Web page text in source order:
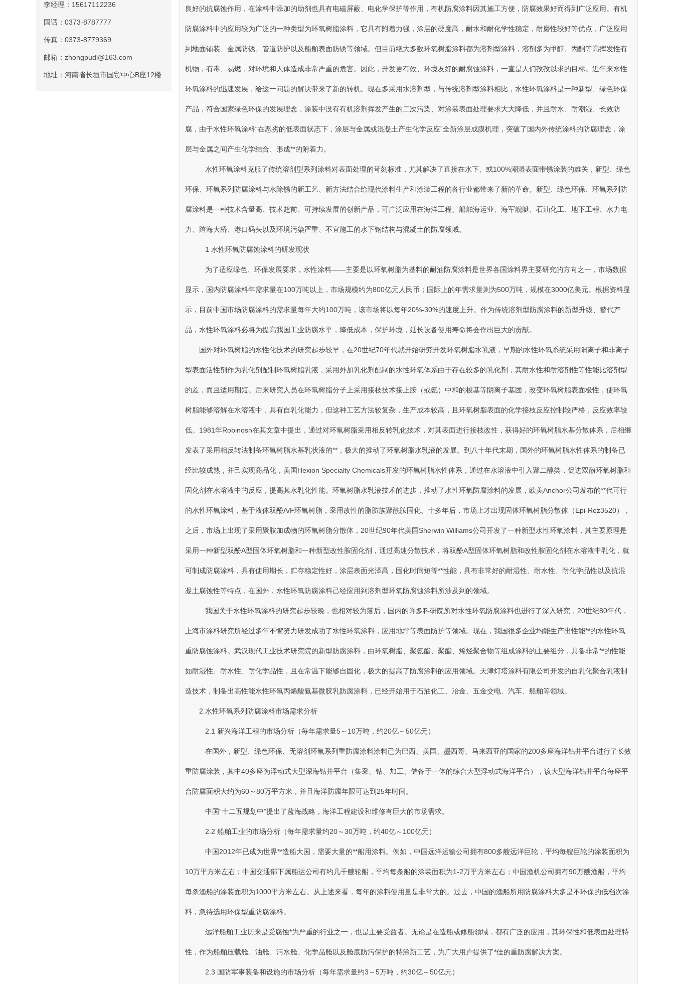
李经理：15617112236
固话：0373-8787777
传真：0373-8779369
邮箱：zhongpudl@163.com
地址：河南省长垣市国贸中心B座12楼
良好的抗腐蚀作用，在涂料中添加的助剂也具有电磁屏蔽、电化学保护等作用，有机防腐涂料因其施工方便，防腐效果好而得到广泛应用。有机
防腐涂料中的应用较为广泛的一种类型为环氧树脂涂料 ，它具有附着力强 ，涂层的硬度高 ，耐水和耐化学性稳定 ，耐磨性较好等优点，广泛应用
到地面铺装、金属防锈、管道防护以及船舶表面防锈等领域。但目前绝大多数环氧树脂涂料都为溶剂型涂料，溶剂多为甲醇、丙酮等高挥发性有
机物，有毒 、易燃，对环境和人体造成非常严重的危害 。因此 ，开发更有效、环境友好的耐腐蚀涂料，一直是人们孜孜以求的目标。近年来水性
环氧涂料的迅速发展 ，给这一问题的解决带来了新的转机。现在多采用水溶剂型，与传统溶剂型涂料相比，水性环氧涂料是一种新型、绿色环保
产品 ，符合国家绿色环保的发展理念，涂装中没有有机溶剂挥发产生的二次污染、对涂装表面处理要求大大降低，并且耐水、耐潮湿、长效防
腐，由于水性环氧涂料“在恶劣的低表面状态下，涂层与金属或混凝土产生化学反应”全新涂层成膜机理 ，突破了国内外传统涂料的防腐理念，涂
层与金属之间产生化学结合 、形成**的附着力 。
水性环氧涂料克服了传统溶剂型系列涂料对表面处理的苛刻标准 ，尤其解决了直接在水下、或100%潮湿表面带锈涂装的难关，新型 、绿色
环保、环氧系列防腐涂料与水除锈的新工艺、新方法结合给现代涂料生产和涂装工程的各行业都带来了新的革命。新型、绿色环保、环氧系列防
腐涂料是一种技术含量高、技术超前、可持续发展的创新产品，可广泛应用在海洋工程、船舶海运业、海军舰艇、石油化工、地下工程、水力电
力、跨海大桥、港口码头以及环境污染严重、不宜施工的水下钢结构与混凝土的防腐领域。
1 水性环氧防腐蚀涂料的研发现状
为了适应绿色、环保发展要求，水性涂料——主要是以环氧树脂为基料的耐油防腐涂料是世界各国涂料界主要研究的方向之一，市场数据
显示 ，国内防腐涂料年需求量在100万吨以上 ，市场规模约为800亿元人民币 ；国际上的年需求量则为500万吨 ，规模在3000亿美元。根据资料显
示，目前中国市场防腐涂料的需求量每年大约100万吨，该市场将以每年20%-30%的速度上升。作为传统溶剂型防腐涂料的新型升级、替代产
品，水性环氧涂料必将为提高我国工业防腐水平 ，降低成本 ，保护环境，延长设备使用寿命将会作出巨大的贡献 。
国外对环氧树脂的水性化技术的研究起步较早 ，在20世纪70年代就开始研究开发环氧树脂水乳液 ，早期的水性环氧系统采用阳离子和非离子
型表面活性剂作为乳化剂配制环氧树脂乳液 ，采用外加乳化剂配制的水性环氧体系由于存在较多的乳化剂，其耐水性和耐溶剂性等性能比溶剂型
的差，而且适用期短。后来研究人员在环氧树脂分子上采用接枝技术接上胺（或氨）中和的梭基等阴离子基团，改变环氧树脂表面极性，使环氧
树脂能够溶解在水溶液中 ，具有自乳化能力，但这种工艺方法较复杂，生产成本较高，且环氧树脂表面的化学接枝反应控制较严格 ，反应效率较
低 。1981年Robinosn在其文章中提出，通过对环氧树脂采用相反转乳化技术 ，对其表面进行接枝改性，获得好的环氧树脂水基分散体系，后相继
发表了采用相反转法制备环氧树脂水基乳状液的**  ，极大的推动了环氧树脂水乳液的发展。到八十年代末期 ，国外的环氧树脂水性体系的制备已
经比较成熟，并己实现商品化，美国Hexion Specialty Chemicals开发的环氧树脂水性体系 ，通过在水溶液中引入聚二醇类 ，促进双酚环氧树脂和
固化剂在水溶液中的反应，提高其水乳化性能 。环氧树脂水乳液技术的进步，推动了水性环氧防腐涂料的发展，欧美Anchor公司发布的**代可行
的水性环氧涂料，基于液体双酚A/F环氧树脂 ，采用改性的脂肪族聚酰胺固化。十多年后 ，市场上才出现固体环氧树脂分散体（Epi-Rez3520），
之后 ，市场上出现了采用聚胺加成物的环氧树脂分散体，20世纪90年代美国Sherwin Williams公司开发了一种新型水性环氧涂料，其主要原理是
采用一种新型双酚A型固体环氧树脂和一种新型改性胺固化剂，通过高速分散技术，将双酚A型固体环氧树脂和改性胺固化剂在水溶液中乳化，就
可制成防腐涂料，具有使用期长 ，贮存稳定性好，涂层表面光泽高，固化时间短等**性能，具有非常好的耐湿性、耐水性、耐化学品性以及抗混
凝土腐蚀性等特点，在国外，水性环氧防腐涂料己经应用到溶剂型环氧防腐蚀涂料所涉及到的领域。
我国关于水性环氧涂料的研究起步较晚，也相对较为落后，国内的许多科研院所对水性环氧防腐涂料也进行了深入研究 ，20世纪80年代，
上海市涂料研究所经过多年不懈努力研发成功了水性环氧涂料 ，应用地坪等表面防护等领域。现在，我国很多企业均能生产出性能**的水性环氧
重防腐蚀涂料。武汉现代工业技术研究院的新型防腐涂料 ，由环氧树脂 、聚氨酯、聚酯 、烯烃聚合物等组成涂料的主要组分，具备非常**的性能
如耐湿性、耐水性、耐化学品性，且在常温下能够自固化，极大的提高了防腐涂料的应用领域 。天津灯塔涂料有限公司开发的自乳化聚合乳液制
造技术，制备出高性能水性环氧丙烯酸氨基微胶乳防腐涂料，已经开始用于石油化工、冶金 、五金交电、汽车 、船舶等领域 。
2 水性环氧系列防腐涂料市场需求分析
2.1 新兴海洋工程的市场分析（每年需求量5～10万吨，约20亿～50亿元）
在国外，新型、绿色环保、无溶剂环氧系列重防腐涂料涂料已为巴西、美国、墨西哥、马来西亚的国家的200多座海洋钻井平台进行了长效
重防腐涂装，其中40多座为浮动式大型深海钻井平台（集采 、钻、加工、储备于一体的综合大型浮动式海洋平台） ，该大型海洋钻井平台每座平
台防腐面积大约为60～80万平方米，并且海洋防腐年限可达到25年时间。
中国“十二五规划中”提出了蓝海战略，海洋工程建设和维修有巨大的市场需求。
2.2 船舶工业的市场分析（每年需求量约20～30万吨，约40亿～100亿元）
中国2012年已成为世界**造船大国 ，需要大量的**船用涂料。例如 ，中国远洋运输公司拥有800多艘远洋巨轮 ，平均每艘巨轮的涂装面积为
10万平方米左右；中国交通部下属船运公司有约几千艘轮船，平均每条船的涂装面积为1-2万平方米左右 ；中国渔机公司拥有90万艘渔船 ，平均
每条渔船的涂装面积为1000平方米左右 。从上述来看，每年的涂料使用量是非常大的。过去，中国的渔船所用防腐涂料大多是不环保的低档次涂
料，急待选用环保型重防腐涂料。
远洋船舶工业历来是受腐蚀*为严重的行业之一 ，也是主要受益者 。无论是在造船或修船领域，都有广泛的应用，其环保性和低表面处理特
性 ，作为船舶压载舱、油舱、污水舱 、化学品舱以及舱底防污保护的特涂新工艺 ，为广大用户提供了*佳的重防腐解决方案。
2.3 国防军事装备和设施的市场分析（每年需求量约3～5万吨，约30亿～50亿元）